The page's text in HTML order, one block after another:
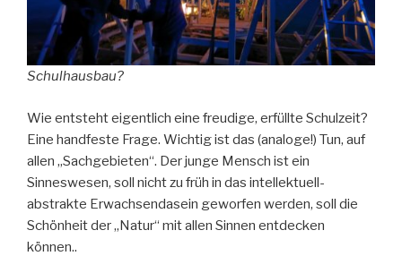
Schulhausbau?
Wie entsteht eigentlich eine freudige, erfüllte Schulzeit?
Eine handfeste Frage. Wichtig ist das (analoge!) Tun, auf
allen „Sachgebieten“. Der junge Mensch ist ein
Sinneswesen, soll nicht zu früh in das intellektuell-
abstrakte Erwachsendasein geworfen werden, soll die
Schönheit der „Natur“ mit allen Sinnen entdecken
können..